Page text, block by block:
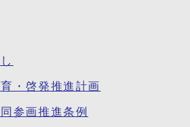
・啓発推進計画
参画推進条例